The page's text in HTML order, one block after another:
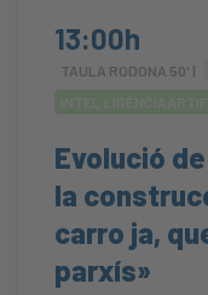
13:00h
TAULA RODONA 50' |
Evolució
la
carro ja,
parxís»